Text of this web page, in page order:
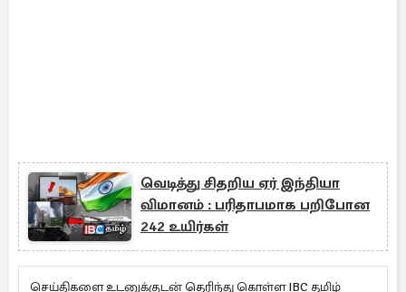
வெடித்து சிதறிய ஏர் இந்தியா
விமானம் : பரிதாபமாக பறிபோன
242 உயிர்கள்
செய்திகளை உடனுக்குடன் தெரிந்து கொள்ள IBC தமிழ்